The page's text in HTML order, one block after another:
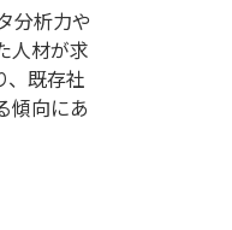
分析力や
人材が求
、既存社
傾向にあ